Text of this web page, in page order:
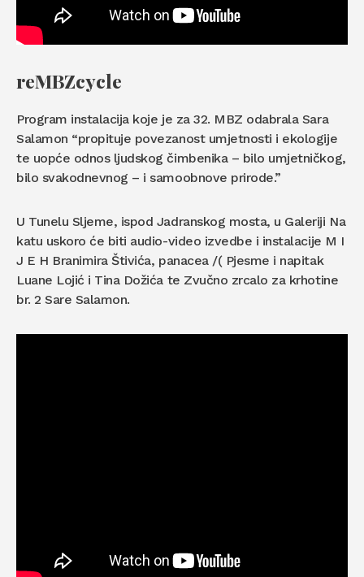
reMBZcycle
Program instalacija koje je za 32. MBZ odabrala Sara
Salamon “propituje povezanost umjetnosti i ekologije
te uopće odnos ljudskog čimbenika – bilo umjetničkog,
bilo svakodnevnog – i samoobnove prirode.”
U Tunelu Sljeme, ispod Jadranskog mosta, u Galeriji Na
katu uskoro će biti audio-video izvedbe i instalacije M I
J E H Branimira Štivića, panacea /( Pjesme i napitak
Luane Lojić i Tina Dožića te Zvučno zrcalo za krhotine
br. 2 Sare Salamon.